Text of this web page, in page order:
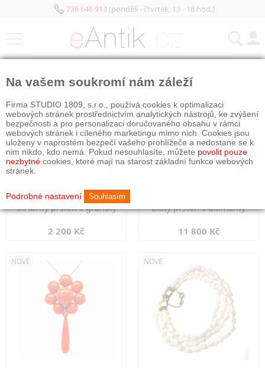
736 646 913(pondělí - čtvrtek, 13 - 18 hod.)
Stříbrný prsten s granáty
2 200 Kč
Zlatý prsten s diamanty
11 800 Kč
NOVÉ NOVÉ
Na vašem soukromí nám záleží
Firma STUDIO 1809, s.r.o., používá cookies k optimalizaci
webových stránek prostřednictvím analytických nástrojů, ke zvýšení
bezpečnosti a pro personalizaci doručovaného obsahu v rámci
webových stránek i cíleného marketingu mimo nich. Cookies jsou
uloženy v naprostém bezpečí vašeho prohlížeče a nedostane se k
nim nikdo, kdo nemá. Pokud nesouhlasíte, můžete povolit pouze
nezbytné cookies, které mají na starost základní funkce webových
stránek.
Podrobné nastavení Souhlasím